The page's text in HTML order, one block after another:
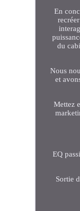
En
du
Nous
et
Mettez
EQ
Sortie